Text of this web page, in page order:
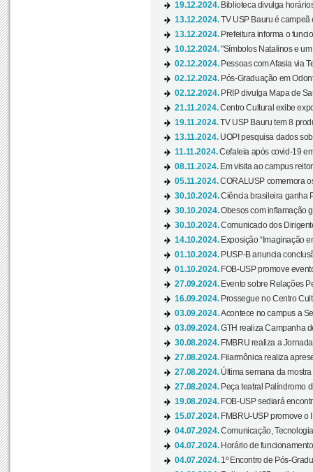
19.12.2024. Biblioteca divulga
13.12.2024.TV USP Bauru é campeã
13.12.2024. Prefeitura informa o
10.12.2024."Símbolos Natalinos e
02.12.2024. Pessoas com Afasia via
02.12.2024. Pós-Graduação em
02.12.2024. PRIP divulga Mapa de
21.11.2024.Centro Cultural exibe
19.11.2024.TV USP Bauru tem 8
13.11.2024. UOPI pesquisa dados
11.11.2024.Cefaleia após covid-19
08.11.2024. Em visita ao campus
05.11.2024.CORALUSP comemora
30.10.2024.Ciência brasileira ganha
30.10.2024.Obesos com inflamação
30.10.2024.Comunicado dos
14.10.2024. Exposição “Imaginação
01.10.2024. PUSP-B anuncia
01.10.2024. FOB-USP promove
27.09.2024. Evento sobre Relações
16.09.2024. Prossegue no Centro
03.09.2024.Acontece no campus a
03.09.2024.GTH realiza Campanha
30.08.2024. FMBRU realiza a
27.08.2024. Filarmônica realiza
27.08.2024. Última semana da
27.08.2024. Peça teatral Palíndromo
19.08.2024. FOB-USP sediará
15.07.2024. FMBRU-USP promove o
04.07.2024.Comunicação,
04.07.2024. Horário de
04.07.2024. 1º Encontro de Pós-